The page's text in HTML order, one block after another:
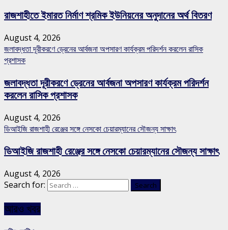
রাজশাহীতে ইমারত নির্মাণ শ্রমিক ইউনিয়নের অনুদানের অর্থ বিতরণ
August 4, 2026
জলাবদ্ধতা দূরীকরণে ড্রেনের আর্বজনা অপসারণ কার্যক্রম পরিদর্শন করলেন রাসিক
প্রশাসক
জলাবদ্ধতা দূরীকরণে ড্রেনের আর্বজনা অপসারণ কার্যক্রম পরিদর্শন
করলেন রাসিক প্রশাসক
August 4, 2026
ডিআইজি রাজশাহী রেঞ্জের সঙ্গে নেসকো চেয়ারম্যানের সৌজন্য সাক্ষাৎ
ডিআইজি রাজশাহী রেঞ্জের সঙ্গে নেসকো চেয়ারম্যানের সৌজন্য সাক্ষাৎ
August 4, 2026
Search for:
আরও খবর